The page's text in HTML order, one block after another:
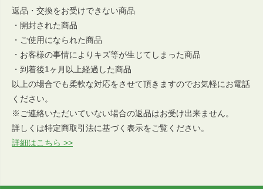
返品・交換をお受けできない商品
・開封された商品
・ご使用になられた商品
・お客様の事情によりキズ等が生じてしまった商品
・到着後1ヶ月以上経過した商品
以上の場合でも柔軟な対応をさせて頂きますのでお気軽にお電話
ください。
※ご連絡いただいていない場合の返品はお受け出来ません。
詳しくは特定商取引法に基づく表示をご覧ください。
詳細はこちら >>